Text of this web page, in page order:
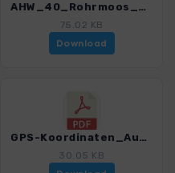
AHW_40_Rohrmoos_Schwende.gpx
75.02 KB
Download
GPS-Koordinaten_Ausgangspunkte_WF_AllgaeuerAlpen.pdf
30.05 KB